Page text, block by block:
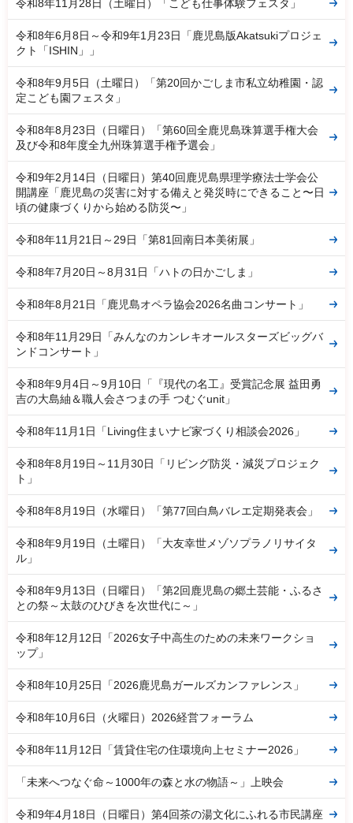
令和8年11月28日（土曜日）「こども仕事体験フェスタ」
令和8年6月8日～令和9年1月23日「鹿児島版Akatsukiプロジェ
クト「ISHIN」」
令和8年9月5日（土曜日）「第20回かごしま市私立幼稚園・認
定こども園フェスタ」
令和8年8月23日（日曜日）「第60回全鹿児島珠算選手権大会
及び令和8年度全九州珠算選手権予選会」
令和9年2月14日（日曜日）第40回鹿児島県理学療法士学会公
開講座「鹿児島の災害に対する備えと発災時にできること〜日
頃の健康づくりから始める防災〜」
令和8年11月21日～29日「第81回南日本美術展」
令和8年7月20日～8月31日「ハトの日かごしま」
令和8年8月21日「鹿児島オペラ協会2026名曲コンサート」
令和8年11月29日「みんなのカンレキオールスターズビッグバ
ンドコンサート」
令和8年9月4日～9月10日「『現代の名工』受賞記念展 益田勇
吉の大島紬＆職人会さつまの手 つむぐunit」
令和8年11月1日「Living住まいナビ家づくり相談会2026」
令和8年8月19日～11月30日「リビング防災・減災プロジェク
ト」
令和8年8月19日（水曜日）「第77回白鳥バレエ定期発表会」
令和8年9月19日（土曜日）「大友幸世メゾソプラノリサイタ
ル」
令和8年9月13日（日曜日）「第2回鹿児島の郷土芸能・ふるさ
との祭～太鼓のひびきを次世代に～」
令和8年12月12日「2026女子中高生のための未来ワークショ
ップ」
令和8年10月25日「2026鹿児島ガールズカンファレンス」
令和8年10月6日（火曜日）2026経営フォーラム
令和8年11月12日「賃貸住宅の住環境向上セミナー2026」
「未来へつなぐ命～1000年の森と水の物語～」上映会
令和9年4月18日（日曜日）第4回茶の湯文化にふれる市民講座